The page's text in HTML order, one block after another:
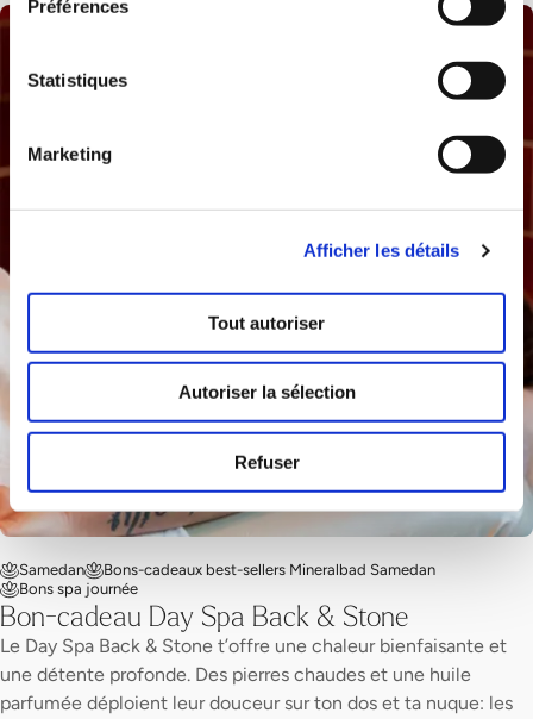
Préférences
Statistiques
Marketing
Afficher les détails
Tout autoriser
Autoriser la sélection
Refuser
Samedan
Bons-cadeaux best-sellers Mineralbad Samedan
Bons spa journée
Bon-cadeau Day Spa Back & Stone
Le Day Spa Back & Stone t’offre une chaleur bienfaisante et
une détente profonde. Des pierres chaudes et une huile
parfumée déploient leur douceur sur ton dos et ta nuque: les